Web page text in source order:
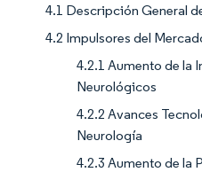
4.1 Descripción General
4.2 Impulsores del
4.2.1 Aumento de la
Neurológicos
4.2.2 Avances
Neurología
4.2.3 Aumento de la